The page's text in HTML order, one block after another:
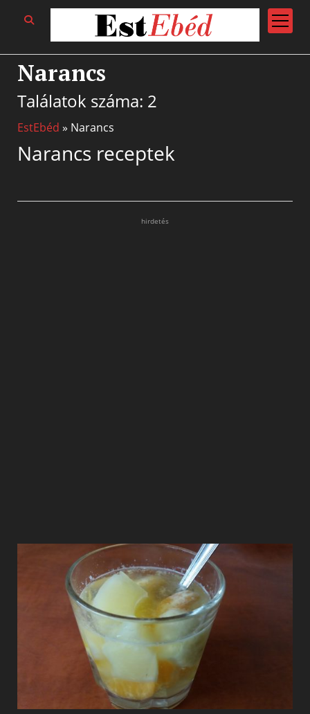
open
menu
Narancs
Találatok száma: 2
EstEbéd » Narancs
Narancs receptek
hirdetés